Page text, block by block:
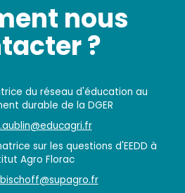
nous
?
du réseau d'éducation au
durable de la DGER
sur les questions d'EEDD à
Agro Florac